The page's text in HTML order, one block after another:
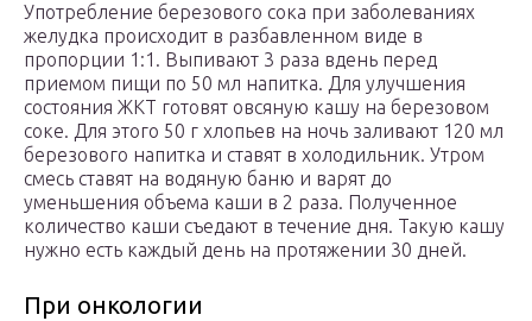
Употребление березового сока при заболеваниях
желудка происходит в разбавленном виде в
пропорции 1:1. Выпивают 3 раза вдень перед
приемом пищи по 50 мл напитка. Для улучшения
состояния ЖКТ готовят овсяную кашу на березовом
соке. Для этого 50 г хлопьев на ночь заливают 120 мл
березового напитка и ставят в холодильник. Утром
смесь ставят на водяную баню и варят до
уменьшения объема каши в 2 раза. Полученное
количество каши съедают в течение дня. Такую кашу
нужно есть каждый день на протяжении 30 дней.
При онкологии